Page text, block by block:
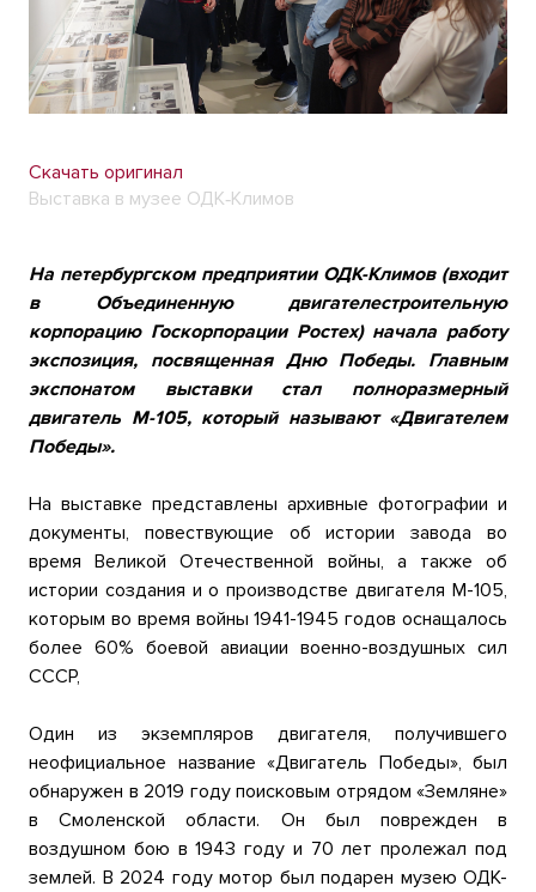
Скачать оригинал
Выставка в музее ОДК‑Климов
На петербургском предприятии ОДК-Климов (входит
в Объединенную двигателестроительную
корпорацию Госкорпорации Ростех) начала работу
экспозиция, посвященная Дню Победы. Главным
экспонатом выставки стал полноразмерный
двигатель М-105, который называют «Двигателем
Победы».
На выставке представлены архивные фотографии и
документы, повествующие об истории завода во
время Великой Отечественной войны, а также об
истории создания и о производстве двигателя М-105,
которым во время войны 1941-1945 годов оснащалось
более 60% боевой авиации военно-воздушных сил
СССР,
Один из экземпляров двигателя, получившего
неофициальное название «Двигатель Победы», был
обнаружен в 2019 году поисковым отрядом «Земляне»
в Смоленской области. Он был поврежден в
воздушном бою в 1943 году и 70 лет пролежал под
землей. В 2024 году мотор был подарен музею ОДК-